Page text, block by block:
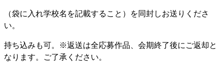
（袋に入れ学校名を記載すること）を同封しお送りくださ
い。
持ち込みも可。※返送は全応募作品、会期終了後にご返却と
なります。ご了承ください。